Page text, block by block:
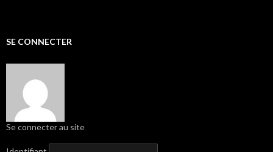
SE CONNECTER
Se connecter au site